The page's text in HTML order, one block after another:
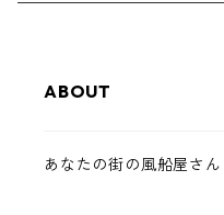
キャラクターもの
バルーンタワー
周年祝い
ペットのお祝い事
ご予算に合わせて
青/緑系
黒系
卒業・入学
父の日
お中元
敬老の日
ハロウィン
冬/Winter
クリスマス
ペーパー
ABOUT
あなたの街の風船屋さん